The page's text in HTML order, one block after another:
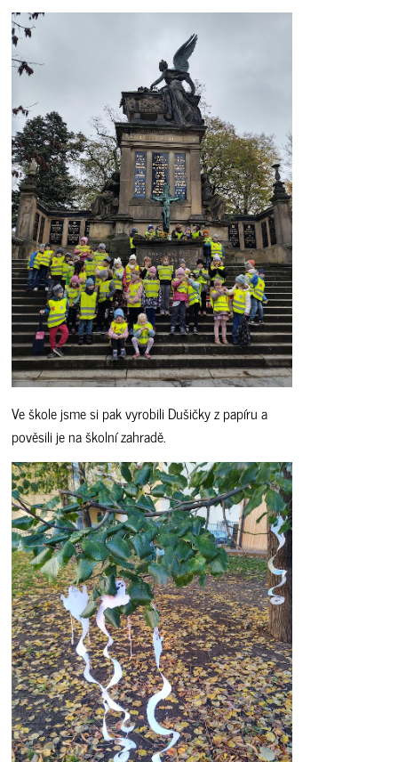
Ve škole jsme si pak vyrobili Dušičky z papíru a
pověsili je na školní zahradě.